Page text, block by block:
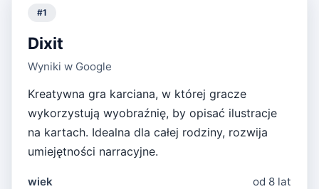
#1
Dixit
Wyniki w Google
Kreatywna gra karciana, w której gracze
wykorzystują wyobraźnię, by opisać ilustracje
na kartach. Idealna dla całej rodziny, rozwija
umiejętności narracyjne.
wiek
od 8 lat